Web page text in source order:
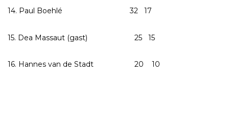
14. Paul Boehlé 32 17
15. Dea Massaut (gast) 25 15
16. Hannes van de Stadt 20 10